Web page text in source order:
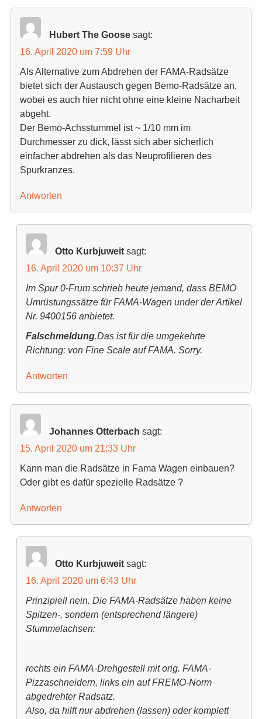
Hubert The Goose sagt:
16. April 2020 um 7:59 Uhr
Als Alternative zum Abdrehen der FAMA-Radsätze
bietet sich der Austausch gegen Bemo-Radsätze an,
wobei es auch hier nicht ohne eine kleine Nacharbeit
abgeht.
Der Bemo-Achsstummel ist ~ 1/10 mm im
Durchmesser zu dick, lässt sich aber sicherlich
einfacher abdrehen als das Neuprofilieren des
Spurkranzes.
Antworten
Otto Kurbjuweit sagt:
16. April 2020 um 10:37 Uhr
Im Spur 0-Frum schrieb heute jemand, dass BEMO
Umrüstungssätze für FAMA-Wagen under der Artikel
Nr. 9400156 anbietet.
Falschmeldung.Das ist für die umgekehrte
Richtung: von Fine Scale auf FAMA. Sorry.
Antworten
Johannes Otterbach sagt:
15. April 2020 um 21:33 Uhr
Kann man die Radsätze in Fama Wagen einbauen?
Oder gibt es dafür spezielle Radsätze ?
Antworten
Otto Kurbjuweit sagt:
16. April 2020 um 6:43 Uhr
Prinzipiell nein. Die FAMA-Radsätze haben keine
Spitzen-, sondern (entsprechend längere)
Stummelachsen:
rechts ein FAMA-Drehgestell mit orig. FAMA-
Pizzaschneidern, links ein auf FREMO-Norm
abgedrehter Radsatz.
Also, da hilft nur abdrehen (lassen) oder komplett